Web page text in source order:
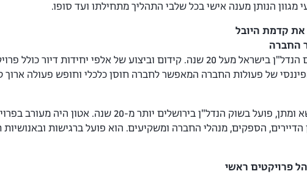
מגוון הנותן מענה אישי בכל שלבי התהליך מתחילתו ועד סופו.
קדמת היובל
החברה
יזם ומומחה בתחום הנדל"ן בישראל מעל 20 שנה. קידום וביצוע של
של פעולות החברה המאפשר לחברה חוסן כלכלי וחופש פעולה ארוך
מומחה לגישור ומשא ומתן, פועל בשוק הנדל"ן
הדיירים, הספקים, מנהלי החברה ומשקיעים. הוא פועל ברגישות
פרויקטים ראשי